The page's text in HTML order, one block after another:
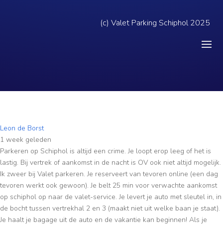
(c) Valet Parking Schiphol 2025
Leon de Borst
1 week geleden
Parkeren op Schiphol is altijd een crime. Je loopt erop leeg of het is
lastig. Bij vertrek of aankomst in de nacht is OV ook niet altijd mogelijk.
Ik zweer bij Valet parkeren. Je reserveert van tevoren online (een dag
tevoren werkt ook gewoon). Je belt 25 min voor verwachte aankomst
op schiphol op naar de valet-service. Je levert je auto met sleutel in, in
de bocht tussen vertrekhal 2 en 3 (maakt niet uit welke baan je staat).
Je haalt je bagage uit de auto en de vakantie kan beginnen! Als je